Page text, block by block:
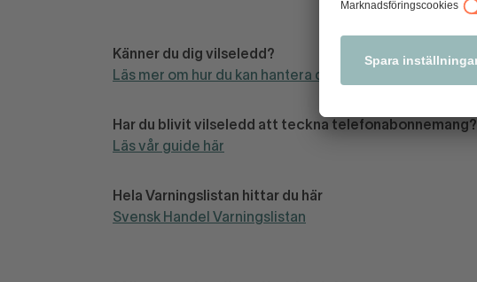
Känner du dig vilseledd?
Läs mer om hur du kan hantera det här!
Har du blivit vilseledd att teckna telefonabonnemang?
Läs vår guide här
Hela Varningslistan hittar du här
Svensk Handel Varningslistan